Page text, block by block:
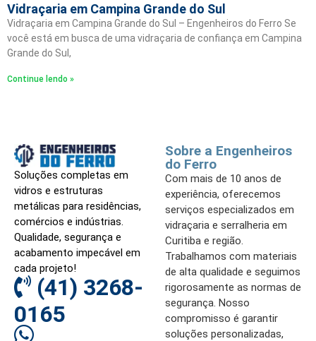
Vidraçaria em Campina Grande do Sul
Vidraçaria em Campina Grande do Sul – Engenheiros do Ferro Se
você está em busca de uma vidraçaria de confiança em Campina
Grande do Sul,
Continue lendo »
Soluções completas em
vidros e estruturas
metálicas para residências,
comércios e indústrias.
Qualidade, segurança e
acabamento impecável em
cada projeto!
(41) 3268-
0165
Sobre a Engenheiros
do Ferro
Com mais de 10 anos de
experiência, oferecemos
serviços especializados em
vidraçaria e serralheria em
Curitiba e região.
Trabalhamos com materiais
de alta qualidade e seguimos
rigorosamente as normas de
segurança. Nosso
compromisso é garantir
soluções personalizadas,